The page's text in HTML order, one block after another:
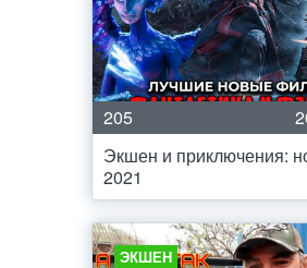
205
Экшен и приключения:
2021
ЭКШЕН